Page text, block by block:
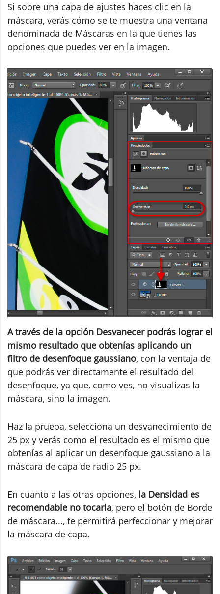
Si sobre una capa de ajustes haces clic en la
máscara, verás cómo se te muestra una ventana
denominada de Máscaras en la que tienes las
opciones que puedes ver en la imagen.
A través de la opción Desvanecer podrás lograr el
mismo resultado que obtenías aplicando un
filtro de desenfoque gaussiano, con la ventaja de
que podrás ver directamente el resultado del
desenfoque, ya que, como ves, no visualizas la
máscara, sino la imagen.
Haz la prueba, selecciona un desvanecimiento de
25 px y verás como el resultado es el mismo que
obtenías al aplicar un desenfoque gaussiano a la
máscara de capa de radio 25 px.
En cuanto a las otras opciones, la Densidad es
recomendable no tocarla, pero el botón de Borde
de máscara..., te permitirá perfeccionar y mejorar
la máscara de capa.